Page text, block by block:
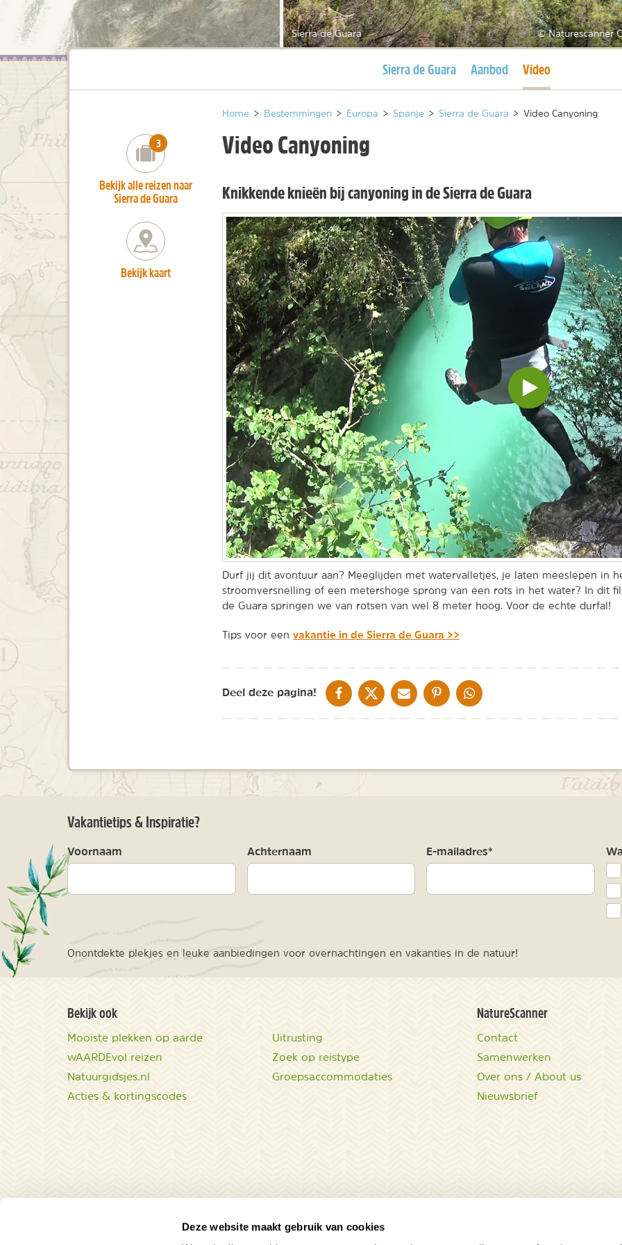
Deze website maakt gebruik van cookies
Sierra de Guara © Naturescanner
Huidige pagina
Sierra de Guara Aanbod Huidige pagina
Video
Home > Bestemmingen > Europa > Spanje > Sierra de Guara > Video Canyoning
Video Canyoning
Knikkende knieën bij canyoning in de Sierra de Guara
Video
inladen
en
afspelen
Durf jij dit avontuur aan? Meeglijden met watervalletjes, je laten meeslepen in
stroomversnelling of een metershoge sprong van een rots in het water? In dit
de Guara springen we van rotsen van wel 8 meter hoog. Voor de echte durfal!
Tips voor een vakantie in de Sierra de Guara >>
Deel deze pagina! DELEN OP FACEBOOK
DELEN OP XDELEN VIA DE MAIL
DELEN OP PINTEREST
DELEN OP WHATSAPP
number_of_trips:
3
Bekijk alle reizen naar
Sierra de Guara
Bekijk kaart
Vakantietips & Inspiratie?
Voornaam Achternaam E-mailadres*
Onontdekte plekjes en leuke aanbiedingen voor overnachtingen en vakanties in de natuur!
Bekijk ook
Mooiste plekken op aarde
wAARDEvol reizen
Natuurgidsjes.nl
Acties & kortingscodes
Uitrusting
Zoek op reistype
Groepsaccommodaties
NatureScanner
Contact
Samenwerken
Over ons / About us
Nieuwsbrief